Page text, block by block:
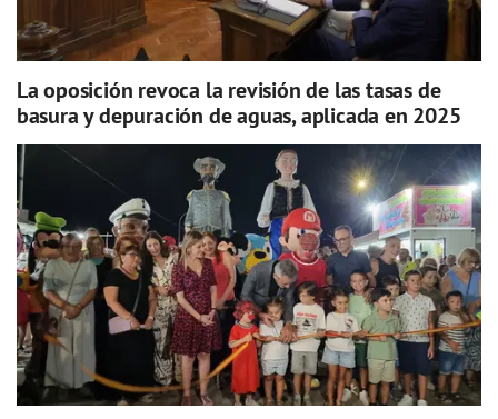
La oposición revoca la revisión de las tasas de
basura y depuración de aguas, aplicada en 2025